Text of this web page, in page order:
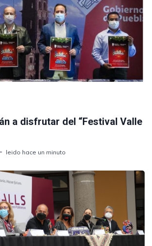
a disfrutar del “Festival Valle
leido hace un minuto